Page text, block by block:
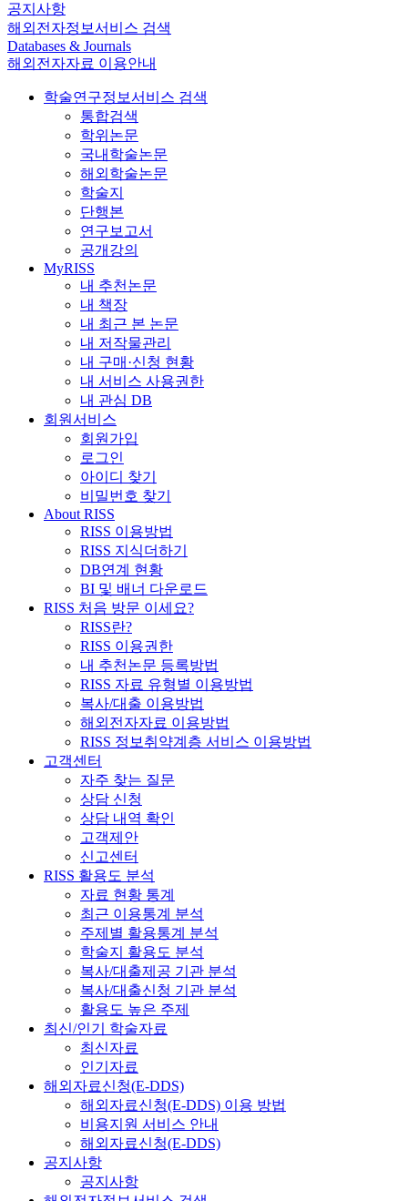
공지사항
해외전자정보서비스 검색
Databases & Journals
해외전자자료 이용안내
학술연구정보서비스 검색
통합검색
학위논문
국내학술논문
해외학술논문
학술지
단행본
연구보고서
공개강의
MyRISS
내 추천논문
내 책장
내 최근 본 논문
내 저작물관리
내 구매·신청 현황
내 서비스 사용권한
내 관심 DB
회원서비스
회원가입
로그인
아이디 찾기
비밀번호 찾기
About RISS
RISS 이용방법
RISS 지식더하기
DB연계 현황
BI 및 배너 다운로드
RISS 처음 방문 이세요?
RISS란?
RISS 이용권한
내 추천논문 등록방법
RISS 자료 유형별 이용방법
복사/대출 이용방법
해외전자자료 이용방법
RISS 정보취약계층 서비스 이용방법
고객센터
자주 찾는 질문
상담 신청
상담 내역 확인
고객제안
신고센터
RISS 활용도 분석
자료 현황 통계
최근 이용통계 분석
주제별 활용통계 분석
학술지 활용도 분석
복사/대출제공 기관 분석
복사/대출신청 기관 분석
활용도 높은 주제
최신/인기 학술자료
최신자료
인기자료
해외자료신청(E-DDS)
해외자료신청(E-DDS) 이용 방법
비용지원 서비스 안내
해외자료신청(E-DDS)
공지사항
공지사항